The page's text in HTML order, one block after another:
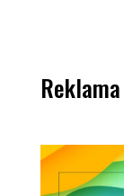
Reklama